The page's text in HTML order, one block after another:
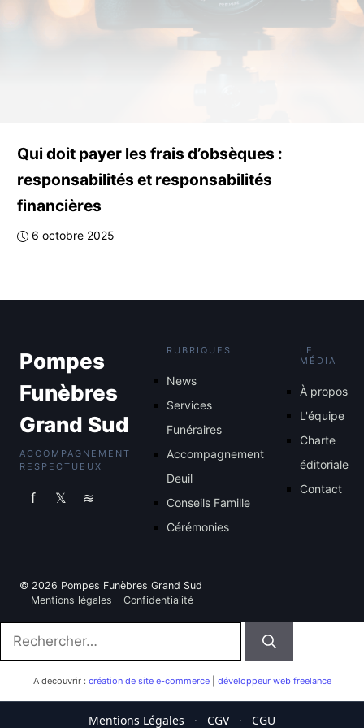
Qui doit payer les frais d’obsèques :
responsabilités et responsabilités
financières
6 octobre 2025
Pompes
Funèbres
Grand Sud
ACCOMPAGNEMENT
RESPECTUEUX
f 𝕏 ≋
RUBRIQUES
News
Services
Funéraires
Accompagnement
Deuil
Conseils Famille
Cérémonies
LE
MÉDIA
À propos
L'équipe
Charte
éditoriale
Contact
© 2026 Pompes Funèbres Grand Sud
Mentions légales
Confidentialité
Rechercher :
A decouvrir : création de site e-commerce| développeur web freelance
Mentions Légales · CGV · CGU